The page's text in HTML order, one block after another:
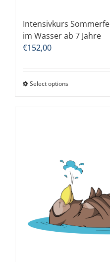
Intensivkurs
im Wasser ab 7 Jahre
€152,00
Select options